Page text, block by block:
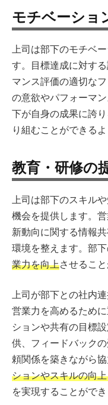
モチベーショ
上司は部下のモチベ
す。目標達成に対す
マンス評価の適切な
の意欲やパフォーマ
下が自身の成果に誇
り組むことができる
教育・研修の
上司は部下のスキル
機会を提供します。
新動向に関する情報
環境を整えます。部
業力を向上させること
上司が部下との社内
営業力を高めるため
ションや共有の目標
供、フィードバック
頼関係を築きながら協
ションやスキルの向
を実現することができ